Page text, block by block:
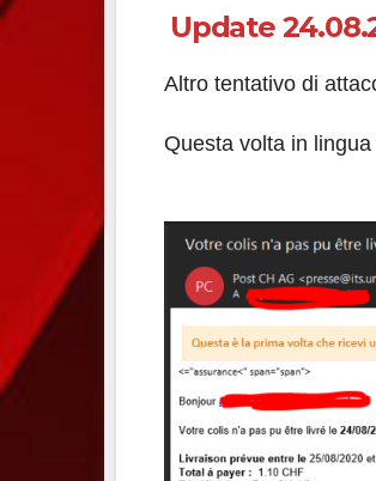
Update
Altro tentativo di
Questa volta in